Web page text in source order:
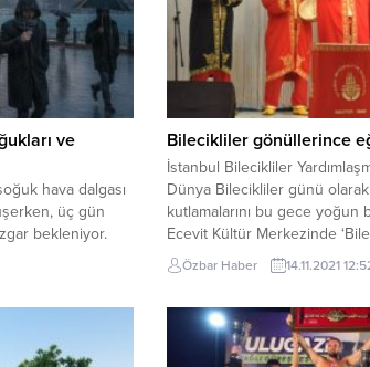
ve
hava dalgası
üç gün
bekleniyor.
alacak yeni hava
dalgasının,
Bilecikliler gönüllerince
İstanbul Bilecikliler
Dünya Bilecikliler günü olarak
kutlamalarını bu gece yoğun
Ecevit Kültür Merkezinde
etkinliğiyle gerçekleştirdiler.
Yardımlaşma ve Kalkındırma
yoğun bir katılım ile Kartal...
Özbar Haber 14.11.2021